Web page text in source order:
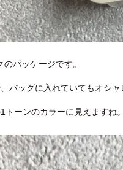
パッケージです。
バッグに入れていてもオシ
ーンのカラーに見えますね。